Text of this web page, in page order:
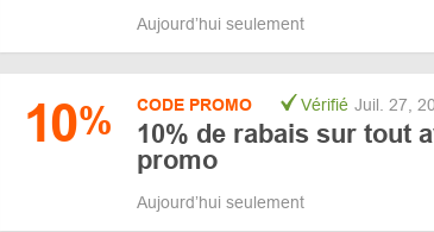
Aujourd’hui seulement
10% CODE PROMO Vérifié Juil. 27,
10% de rabais sur tout
promo
Aujourd’hui seulement